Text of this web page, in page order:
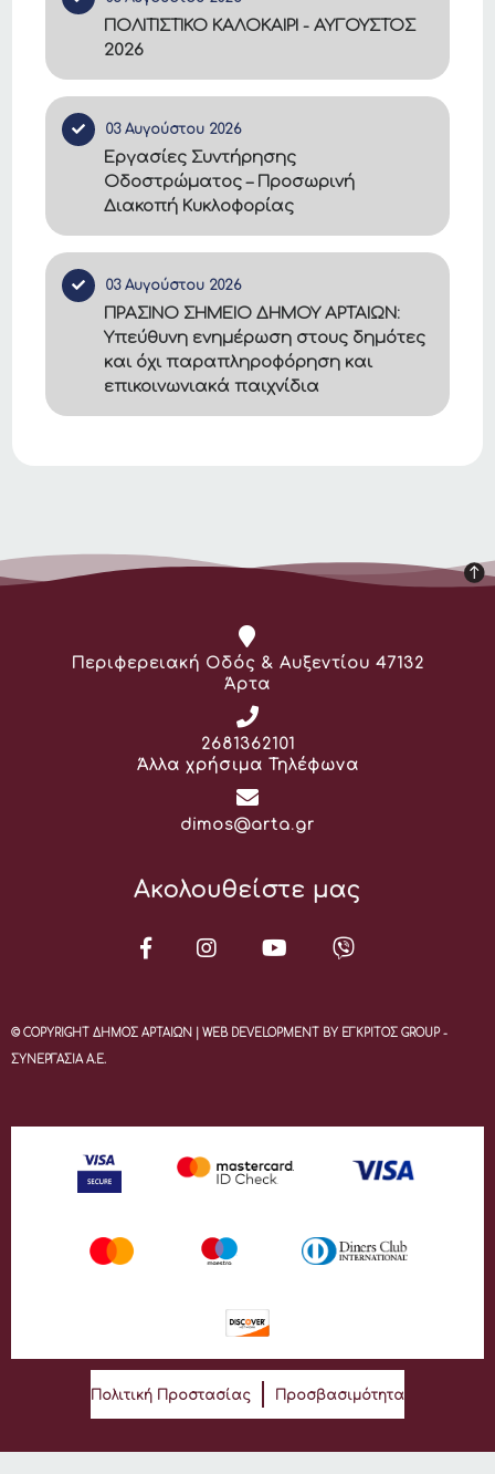
ΠΟΛΙΤΙΣΤΙΚΟ ΚΑΛΟΚΑΙΡΙ - ΑΥΓΟΥΣΤΟΣ
2026
03 Αυγούστου 2026
Εργασίες Συντήρησης
Οδοστρώματος – Προσωρινή
Διακοπή Κυκλοφορίας
03 Αυγούστου 2026
ΠΡΑΣΙΝΟ ΣΗΜΕΙΟ ΔΗΜΟΥ ΑΡΤΑΙΩΝ:
Υπεύθυνη ενημέρωση στους δημότες
και όχι παραπληροφόρηση και
επικοινωνιακά παιχνίδια
Διεύθυνση:
Περιφερειακή Οδός & Αυξεντίου 47132
Άρτα
Τηλέφωνο:
2681362101
Άλλα χρήσιμα Τηλέφωνα
Email:
dimos@arta.gr
Ακολουθείστε μας
© COPYRIGHT ΔΗΜΟΣ ΑΡΤΑΙΩΝ | WEB DEVELOPMENT BY ΕΓΚΡΙΤΟΣ GROUP -
ΣΥΝΕΡΓΑΣΙΑ Α.Ε.
Πολιτική Προστασίας Προσβασιμότητα